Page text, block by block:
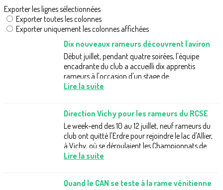
Exporter les lignes sélectionnées
Exporter toutes les colonnes
Exporter uniquement les colonnes affichées
Dix nouveaux rameurs découvrent l'aviron
Début juillet, pendant quatre soirées, l'équipe
encadrante du club a accueilli dix apprentis
rameurs à l'occasion d'un stage de
découverte.Les fortes chaleurs ont obligé à...
Lire la suite
Direction Vichy pour les rameurs du RCSE
Le week-end des 10 au 12 juillet, neuf rameurs du
club ont quitté l'Erdre pour rejoindre le lac d'Allier,
à Vichy, où se déroulaient les Championnats de
France Master d'aviron....
Lire la suite
Quand le CAN se teste à la rame vénitienne